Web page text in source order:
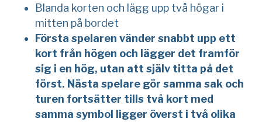
Blanda korten och lägg upp två högar i
mitten på bordet
Första spelaren vänder snabbt upp ett
kort från högen och lägger det framför
sig i en hög, utan att själv titta på det
först. Nästa spelare gör samma sak och
turen fortsätter tills två kort med
samma symbol ligger överst i två olika